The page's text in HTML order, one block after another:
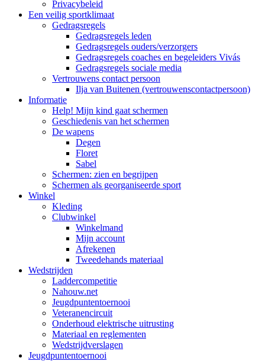
Privacybeleid
Een veilig sportklimaat
Gedragsregels
Gedragsregels leden
Gedragsregels ouders/verzorgers
Gedragsregels coaches en begeleiders Vivás
Gedragsregels sociale media
Vertrouwens contact persoon
Ilja van Buitenen (vertrouwenscontactpersoon)
Informatie
Help! Mijn kind gaat schermen
Geschiedenis van het schermen
De wapens
Degen
Floret
Sabel
Schermen: zien en begrijpen
Schermen als georganiseerde sport
Winkel
Kleding
Clubwinkel
Winkelmand
Mijn account
Afrekenen
Tweedehands materiaal
Wedstrijden
Laddercompetitie
Nahouw.net
Jeugdpuntentoernooi
Veteranencircuit
Onderhoud elektrische uitrusting
Materiaal en reglementen
Wedstrijdverslagen
Jeugdpuntentoernooi